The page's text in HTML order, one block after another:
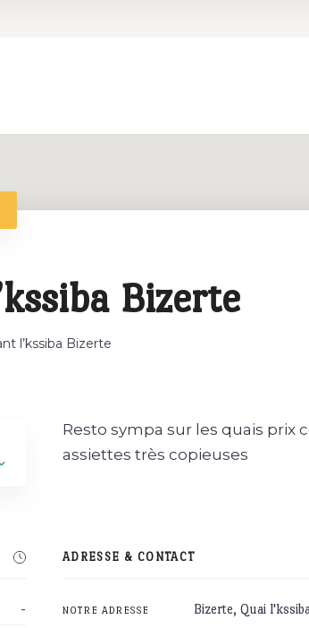
Catégorie Bizerte
l’kssiba Bizerte
Resto sympa sur les quais prix
assiettes très copieuses
-
ADRESSE & CONTACT
NOTRE ADRESSE Bizerte, Quai